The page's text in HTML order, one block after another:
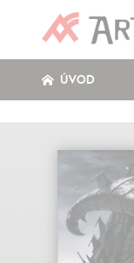
ÚVOD